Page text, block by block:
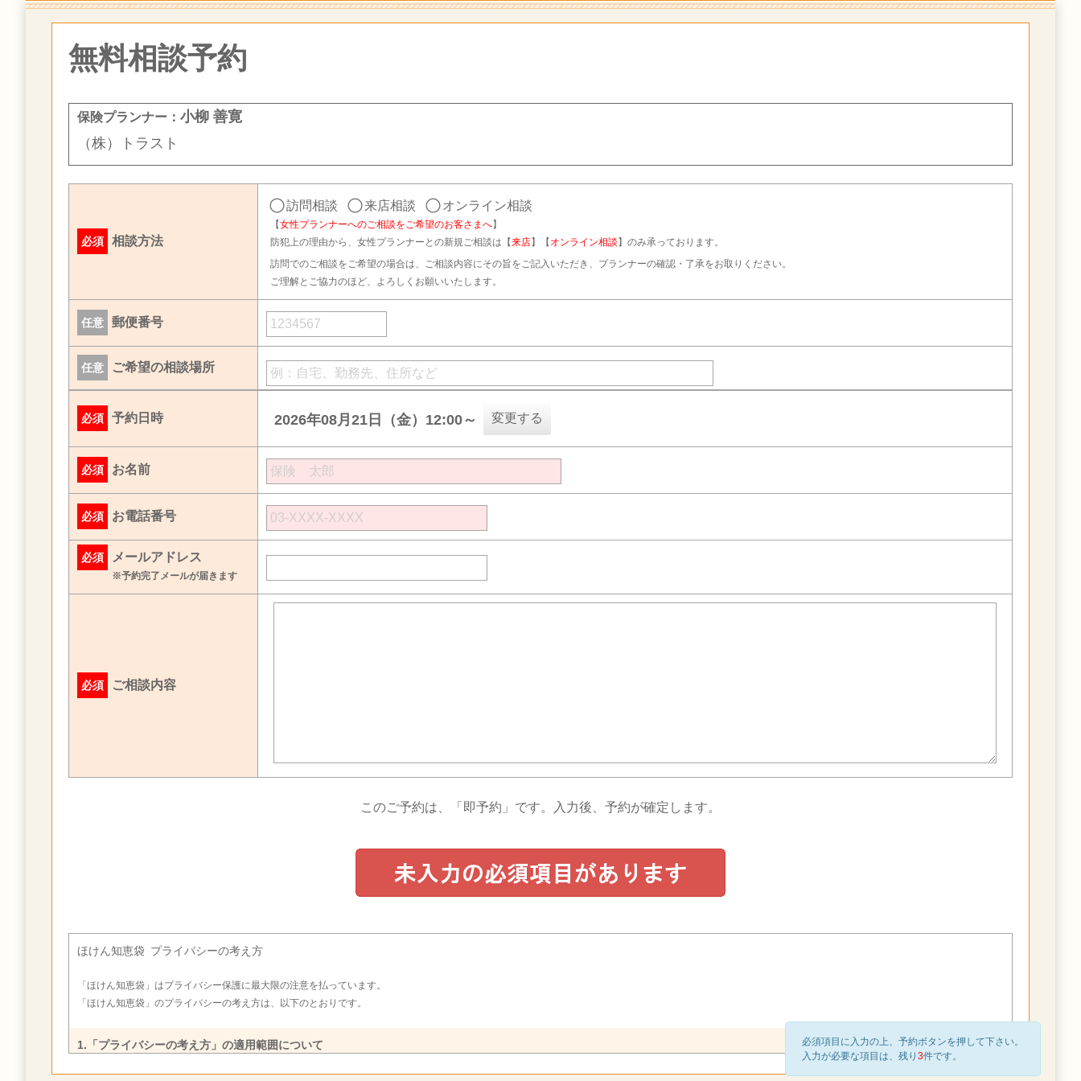
無料相談予約
保険プランナー： 小柳 善寛
（株）トラスト
必須 相談方法
訪問相談 来店相談 オンライン相談
【女性プランナーへのご相談をご希望のお客さまへ】
防犯上の理由から、女性プランナーとの新規ご相談は【来店】【 オンライン相談 】のみ承っております。
訪問でのご相談をご希望の場合は、ご相談内容にその旨をご記入いただき、プランナーの確認・了承をお取りください。
ご理解とご協力のほど、よろしくお願いいたします。
任意 郵便番号
任意 ご希望の相談場所
必須 予約日時 2026年08月21日（金）12:00～ 変更する
必須 お名前
必須 お電話番号
必須 メールアドレス
※予約完了メールが届きます
必須 ご相談内容
このご予約は、「即予約」です。 入力後、予約が確定します。
ほけん知恵袋 プライバシーの考え方
「ほけん知恵袋」はプライバシー保護に最大限の注意を払っています。
「ほけん知恵袋」のプライバシーの考え方は、以下のとおりです。
1.「プライバシーの考え方」の適用範囲について
必須項目に入力の上、予約ボタンを押して下さい。
入力が必要な項目は、残り 3件です。